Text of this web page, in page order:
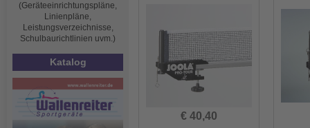
(Geräteeinrichtungspläne,
Linienpläne,
Leistungsverzeichnisse,
Schulbaurichtlinien uvm.)
Katalog
€ 40,40